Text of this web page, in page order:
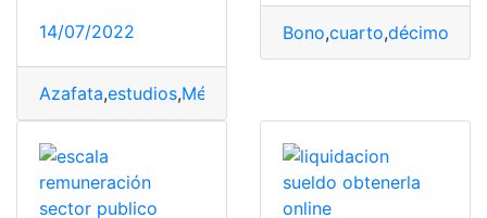
14/07/2022
Azafata,estudios,México
Bono,cuarto,décimo